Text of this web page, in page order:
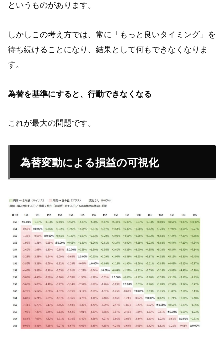
というものがあります。
しかしこの考え方では、常に「もっと良いタイミング」を
待ち続けることになり、結果として何もできなくなりま
す。
為替を基準にすると、行動できなくなる
これが最大の問題です。
為替変動による損益の可視化